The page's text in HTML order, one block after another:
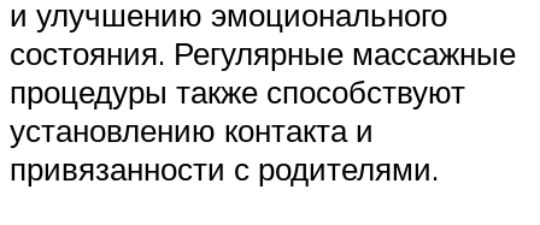
и улучшению эмоционального
состояния. Регулярные массажные
процедуры также способствуют
установлению контакта и
привязанности с родителями.